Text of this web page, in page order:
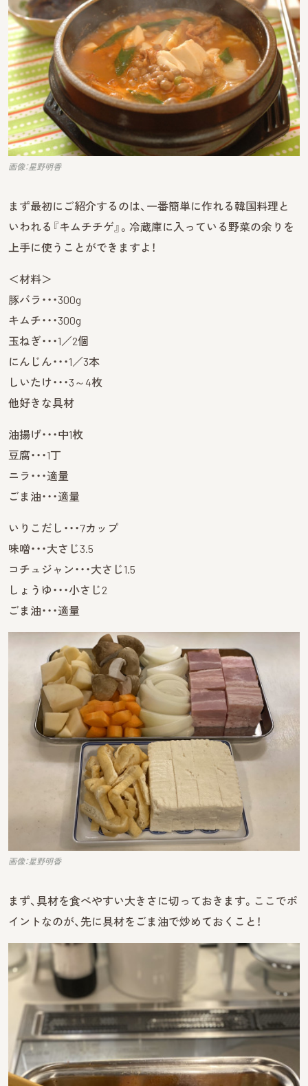
画像：星野明香
まず最初にご紹介するのは、一番簡単に作れる韓国料理と
いわれる『キムチチゲ』。冷蔵庫に入っている野菜の余りを
上手に使うことができますよ！
＜材料＞
豚バラ・・・300g
キムチ・・・300g
玉ねぎ・・・1／2個
にんじん・・・1／3本
しいたけ・・・3～4枚
他好きな具材
油揚げ・・・中1枚
豆腐・・・1丁
ニラ・・・適量
ごま油・・・適量
いりこだし・・・7カップ
味噌・・・大さじ3.5
コチュジャン・・・大さじ1.5
しょうゆ・・・小さじ2
ごま油・・・適量
画像：星野明香
まず、具材を食べやすい大きさに切っておきます。ここでポ
イントなのが、先に具材をごま油で炒めておくこと！